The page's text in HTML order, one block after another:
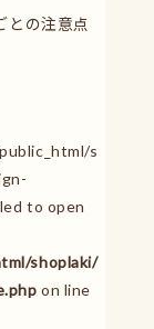
との注意点
s
to open
shoplaki/
on line